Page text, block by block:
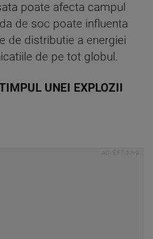
poate afecta campul
de soc poate influenta
de distributie a energiei
de pe tot globul.
UNEI EXPLOZII